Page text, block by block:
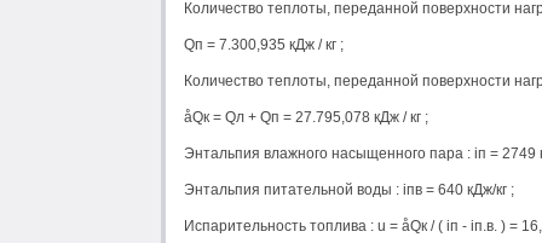
Количество теплоты, переданной поверхности
Qп = 7.300,935 кДж / кг ;
Количество теплоты, переданной поверхности
åQк = Qл + Qп = 27.795,078 кДж / кг ;
Энтальпия влажного насыщенного пара : iп = 2749
Энтальпия питательной воды : iпв = 640 кДж/кг ;
Испарительность топлива : u = åQк / ( iп - iп.в. ) =